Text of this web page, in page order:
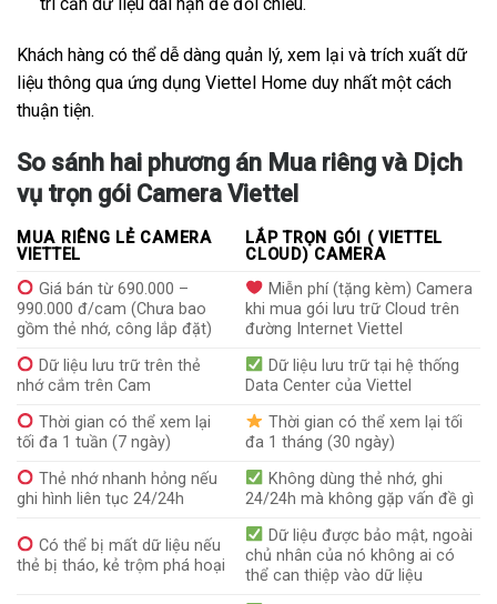
Khách hàng có thể dễ dàng quản lý, xem lại và trích xuất dữ
liệu thông qua ứng dụng Viettel Home duy nhất một cách
thuận tiện.
So sánh hai phương án Mua riêng và Dịch
vụ trọn gói Camera Viettel
MUA RIÊNG LẺ CAMERA
VIETTEL
LẮP TRỌN GÓI ( VIETTEL
CLOUD) CAMERA
Giá bán từ 690.000 –
990.000 đ/cam (Chưa bao
gồm thẻ nhớ, công lắp đặt)
Miễn phí (tặng kèm) Camera
khi mua gói lưu trữ Cloud trên
đường Internet Viettel
Dữ liệu lưu trữ trên thẻ
nhớ cắm trên Cam
Dữ liệu lưu trữ tại hệ thống
Data Center của Viettel
Thời gian có thể xem lại
tối đa 1 tuần (7 ngày)
Thời gian có thể xem lại tối
đa 1 tháng (30 ngày)
Thẻ nhớ nhanh hỏng nếu
ghi hình liên tục 24/24h
Không dùng thẻ nhớ, ghi
24/24h mà không gặp vấn đề gì
Có thể bị mất dữ liệu nếu
thẻ bị tháo, kẻ trộm phá hoại
Dữ liệu được bảo mật, ngoài
chủ nhân của nó không ai có
thể can thiệp vào dữ liệu